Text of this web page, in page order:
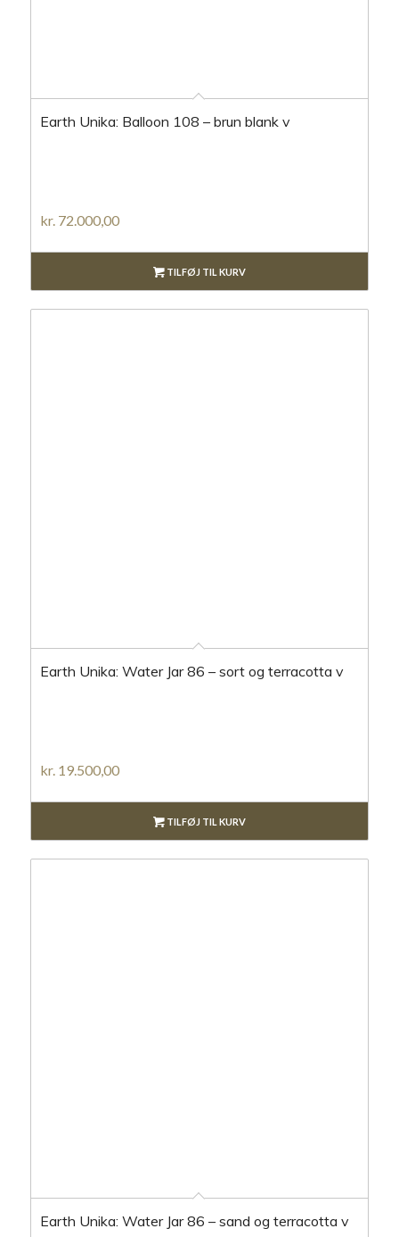
Earth Unika: Balloon 108 – brun blank v
kr.72.000,00
TILFØJ TIL KURV
Earth Unika: Water Jar 86 – sort og terracotta v
kr.19.500,00
TILFØJ TIL KURV
Earth Unika: Water Jar 86 – sand og terracotta v